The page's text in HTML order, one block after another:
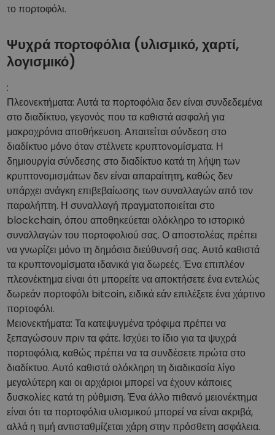
το πορτοφόλι.
Ψυχρά πορτοφόλια (υλισμικό, χαρτί,
λογισμικό)
:
Πλεονεκτήματα: Αυτά τα πορτοφόλια δεν είναι συνδεδεμένα
στο διαδίκτυο, γεγονός που τα καθιστά ασφαλή για
μακροχρόνια αποθήκευση. Απαιτείται σύνδεση στο
διαδίκτυο μόνο όταν στέλνετε κρυπτονομίσματα. Η
δημιουργία σύνδεσης στο διαδίκτυο κατά τη λήψη των
κρυπτονομισμάτων δεν είναι απαραίτητη, καθώς δεν
υπάρχει ανάγκη επιβεβαίωσης των συναλλαγών από τον
παραλήπτη. Η συναλλαγή πραγματοποιείται στο
blockchain, όπου αποθηκεύεται ολόκληρο το ιστορικό
συναλλαγών του πορτοφολιού σας. Ο αποστολέας πρέπει
να γνωρίζει μόνο τη δημόσια διεύθυνσή σας. Αυτό καθιστά
τα κρυπτονομίσματα ιδανικά για δωρεές. Ένα επιπλέον
πλεονέκτημα είναι ότι μπορείτε να αποκτήσετε ένα εντελώς
δωρεάν πορτοφόλι bitcoin, ειδικά εάν επιλέξετε ένα χάρτινο
πορτοφόλι.
Μειονεκτήματα: Τα κατεψυγμένα τρόφιμα πρέπει να
ξεπαγώσουν πριν τα φάτε. Ισχύει το ίδιο για τα ψυχρά
πορτοφόλια, καθώς πρέπει να τα συνδέσετε πρώτα στο
διαδίκτυο. Αυτό καθιστά ολόκληρη τη διαδικασία λίγο
μεγαλύτερη και οι αρχάριοι μπορεί να έχουν κάποιες
δυσκολίες κατά τη ρύθμιση. Ένα άλλο πιθανό μειονέκτημα
είναι ότι τα πορτοφόλια υλισμικού μπορεί να είναι ακριβά,
αλλά η τιμή αντισταθμίζεται χάρη στην πρόσθετη ασφάλεια.